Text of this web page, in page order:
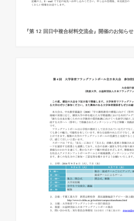
『第 12 回日中複合材料交流会』開催のお知らせ